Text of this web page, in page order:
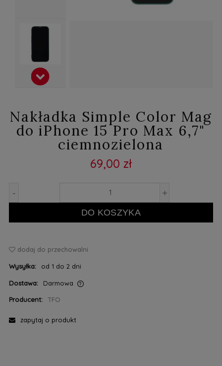
Nakładka Simple Color Mag
do iPhone 15 Pro Max 6,7"
ciemnozielona
69,00 zł
- +
DO KOSZYKA
dodaj do przechowalni
Wysyłka: od 1 do 2 dni
Dostawa:
Darmowa
Producent:
TFO
zapytaj o produkt